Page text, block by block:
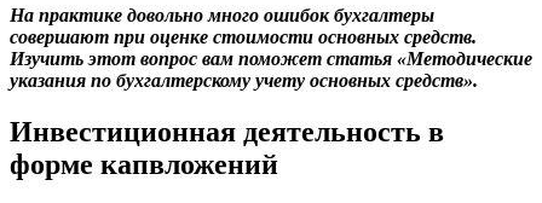
На практике довольно много ошибок бухгалтеры
совершают при оценке стоимости основных средств.
Изучить этот вопрос вам поможет статья «Методические
указания по бухгалтерскому учету основных средств».
Инвестиционная деятельность в
форме капвложений